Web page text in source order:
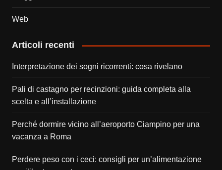
Web
Articoli recenti
Interpretazione dei sogni ricorrenti: cosa rivelano
Pali di castagno per recinzioni: guida completa alla
scelta e all’installazione
Perché dormire vicino all’aeroporto Ciampino per una
vacanza a Roma
Perdere peso con i ceci: consigli per un’alimentazione